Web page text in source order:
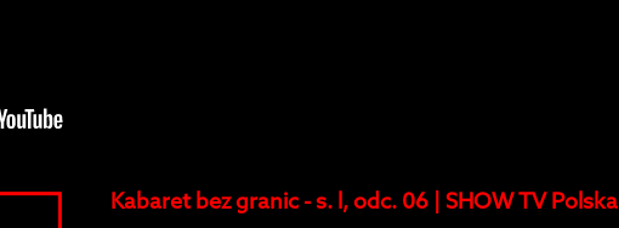
Kabaret bez granic - s. l, odc. 06 | SHOW TV Polska